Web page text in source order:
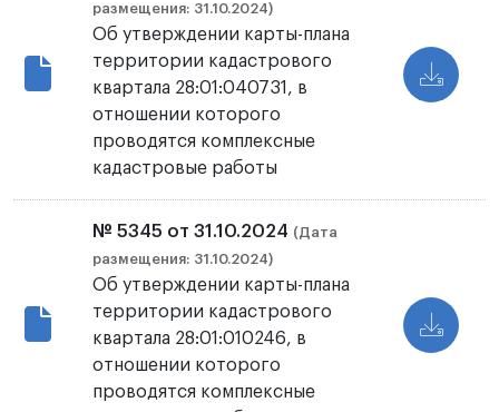
размещения: 31.10.2024)
Об утверждении карты-плана
территории кадастрового
квартала 28:01:040731, в
отношении которого
проводятся комплексные
кадастровые работы
№ 5345 от 31.10.2024 (Дата
размещения: 31.10.2024)
Об утверждении карты-плана
территории кадастрового
квартала 28:01:010246, в
отношении которого
проводятся комплексные